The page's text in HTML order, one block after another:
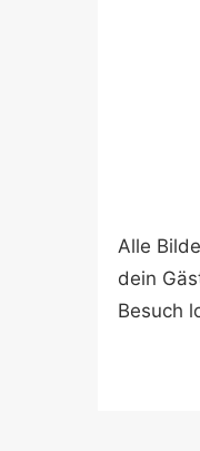
Alle
dein
Besuch